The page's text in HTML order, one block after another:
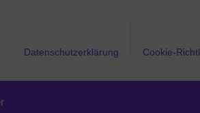
Datenschutzerklärung Cookie-